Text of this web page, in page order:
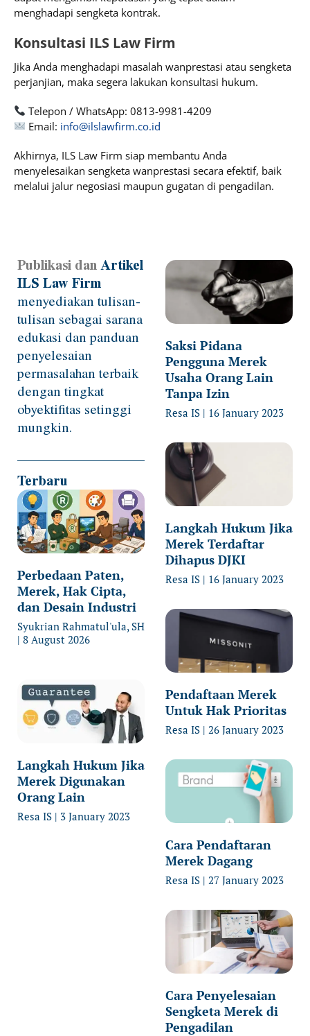
menghadapi sengketa kontrak.
Konsultasi ILS Law Firm
Jika Anda menghadapi masalah wanprestasi atau sengketa
perjanjian, maka segera lakukan konsultasi hukum.
Telepon / WhatsApp: 0813-9981-4209
Email: info@ilslawfirm.co.id
Akhirnya, ILS Law Firm siap membantu Anda
menyelesaikan sengketa wanprestasi secara efektif, baik
melalui jalur negosiasi maupun gugatan di pengadilan.
Publikasi danArtikel
ILS Law Firm
menyediakan tulisan-
tulisan sebagai sarana
edukasi dan panduan
penyelesaian
permasalahan terbaik
dengan tingkat
obyektifitas setinggi
mungkin.
Terbaru
Perbedaan Paten,
Merek, Hak Cipta,
dan Desain Industri
Syukrian Rahmatul'ula, SH
8 August 2026
Langkah Hukum Jika
Merek Digunakan
Orang Lain
Resa IS 3 January 2023
Saksi Pidana
Pengguna Merek
Usaha Orang Lain
Tanpa Izin
Resa IS 16 January 2023
Langkah Hukum Jika
Merek Terdaftar
Dihapus DJKI
Resa IS 16 January 2023
Pendaftaan Merek
Untuk Hak Prioritas
Resa IS 26 January 2023
Cara Pendaftaran
Merek Dagang
Resa IS 27 January 2023
Cara Penyelesaian
Sengketa Merek di
Pengadilan
PagePage